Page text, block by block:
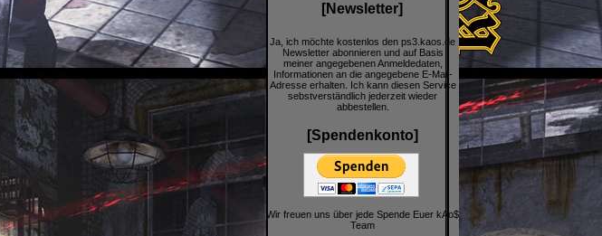
[Newsletter]
Ja, ich möchte kostenlos den ps3.kaos.de
Newsletter abonnieren und auf Basis
meiner angegebenen Anmeldedaten,
Informationen an die angegebene E-Mail-
Adresse erhalten. Ich kann diesen Service
sebstverständlich jederzeit wieder
abbestellen.
[Spendenkonto]
Wir freuen uns über jede Spende Euer kAo$
Team